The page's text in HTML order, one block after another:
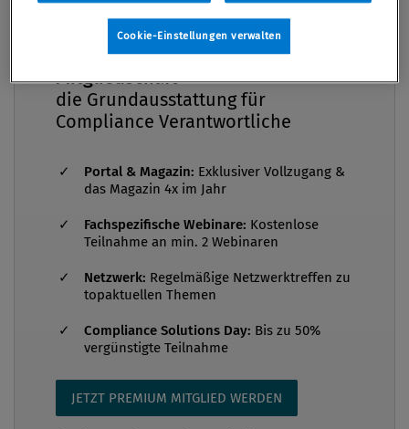
Im Interview Christian Kern Mag. Christian Kern,
Jahrgang 1966, ist seit 2010 Vorstandsvorsitzender
Verkehrsministerin Doris Bures seinen Vertrag
vorzeitig um fünf Jahre verlängert. Kern gilt als
einer der erfolgreichsten österreichischen Manager.
Unter seiner Führung verbesserte sich das Image
der ÖBB deutlich. Die Anzahl der Führungskräfte
wurde fast halbiert, die Ergebnisse verbessert. Nicht
zuletzt wurde unter Kerns Ägide auch eine neue
Compliance...
Compliance Praxis Premium
Mitgliedschaft -
die Grundausstattung für
Compliance Verantwortliche
Portal & Magazin: Exklusiver Vollzugang &
das Magazin 4x im Jahr
Fachspezifische Webinare: Kostenlose
Teilnahme an min. 2 Webinaren
Netzwerk: Regelmäßige Netzwerktreffen zu
topaktuellen Themen
Compliance Solutions Day: Bis zu 50%
vergünstigte Teilnahme
JETZT PREMIUM MITGLIED WERDEN
Cookie-Einstellungen verwalten